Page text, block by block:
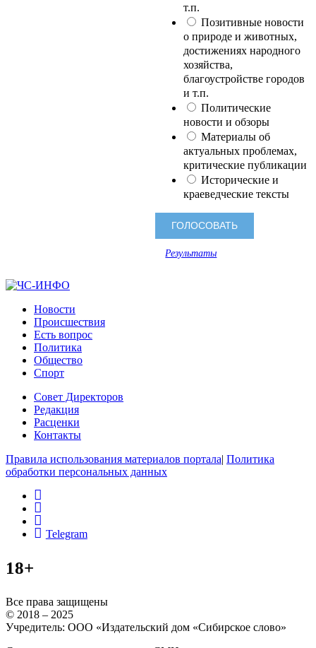
т.п.
Позитивные новости
о природе и животных,
достижениях народного
хозяйства,
благоустройстве городов
и т.п.
Политические
новости и обзоры
Материалы об
актуальных проблемах,
критические публикации
Исторические и
краеведческие тексты
Результаты
Новости
Происшествия
Есть вопрос
Политика
Общество
Спорт
Совет Директоров
Редакция
Расценки
Контакты
Правила использования материалов портала| Политика
обработки персональных данных
Telegram
18+
Все права защищены
© 2018 – 2025
Учредитель: ООО «Издательский дом «Сибирское слово»